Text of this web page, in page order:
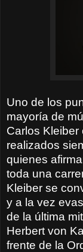
Uno de los
mayoría de
Carlos
realizados
quienes
toda una
Kleiber se
y a la vez
de la última
Herbert von
frente de la